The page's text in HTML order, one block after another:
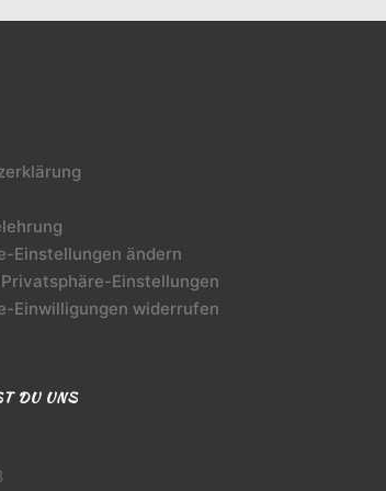
Einstellungen ändern
Einstellungen
Einwilligungen widerrufen
DU UNS